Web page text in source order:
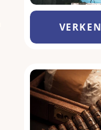
VERKEN